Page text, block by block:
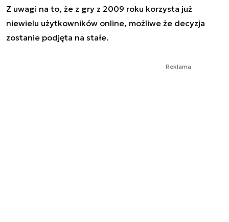
Z uwagi na to, że z gry z 2009 roku korzysta już
niewielu użytkowników online, możliwe że decyzja
zostanie podjęta na stałe.
Reklama